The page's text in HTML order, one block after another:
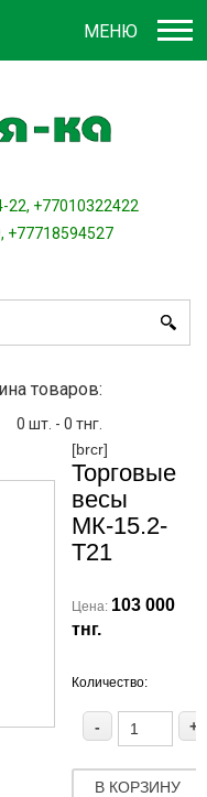
зарегистрироваться
+77010322422
+77718594527
товаров:
0 шт. - 0 тнг.
МЕНЮ
[brcr]
Торговые
весы
МК-15.2-
Т21
Цена: 103 000
тнг.
Количество:
+
-
В КОРЗИНУ